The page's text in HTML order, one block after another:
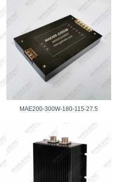
MAE200-300W-180-115-27.5